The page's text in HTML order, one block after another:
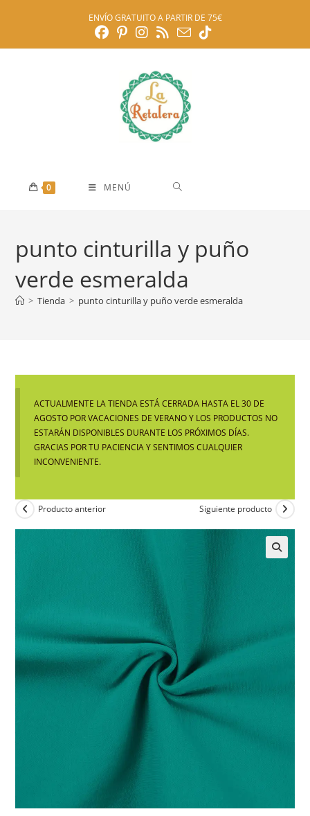
ENVÍO GRATUITO A PARTIR DE 75€
0 MENÚ
punto cinturilla y puño
verde esmeralda
> Tienda > punto cinturilla y puño verde esmeralda
ACTUALMENTE LA TIENDA ESTÁ CERRADA HASTA EL 30 DE
AGOSTO POR VACACIONES DE VERANO Y LOS PRODUCTOS NO
ESTARÁN DISPONIBLES DURANTE LOS PRÓXIMOS DÍAS.
GRACIAS POR TU PACIENCIA Y SENTIMOS CUALQUIER
INCONVENIENTE.
Producto anterior Siguiente producto